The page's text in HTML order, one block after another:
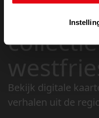
Bekijk digitale
verhalen uit de